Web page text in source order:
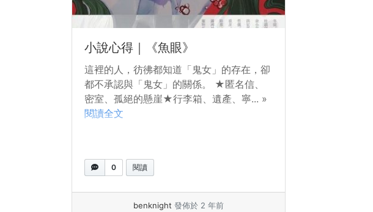
小說心得｜《魚眼》
這裡的人，彷彿都知道「鬼女」的存在，卻
都不承認與「鬼女」的關係。 ★匿名信、
密室、孤絕的懸崖★行李箱、遺產、寧... »
閱讀全文
0 閱讀
benknight 發佈於 2 年前